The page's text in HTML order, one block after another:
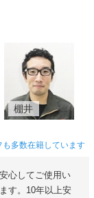
棚井
も多数在籍しています
心してご使用い
す。10年以上安